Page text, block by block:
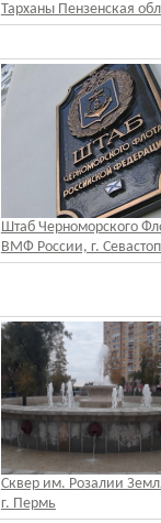
Тарханы Пензенская
Штаб Черноморского
ВМФ России, г.
Сквер им. Розалии
г. Пермь